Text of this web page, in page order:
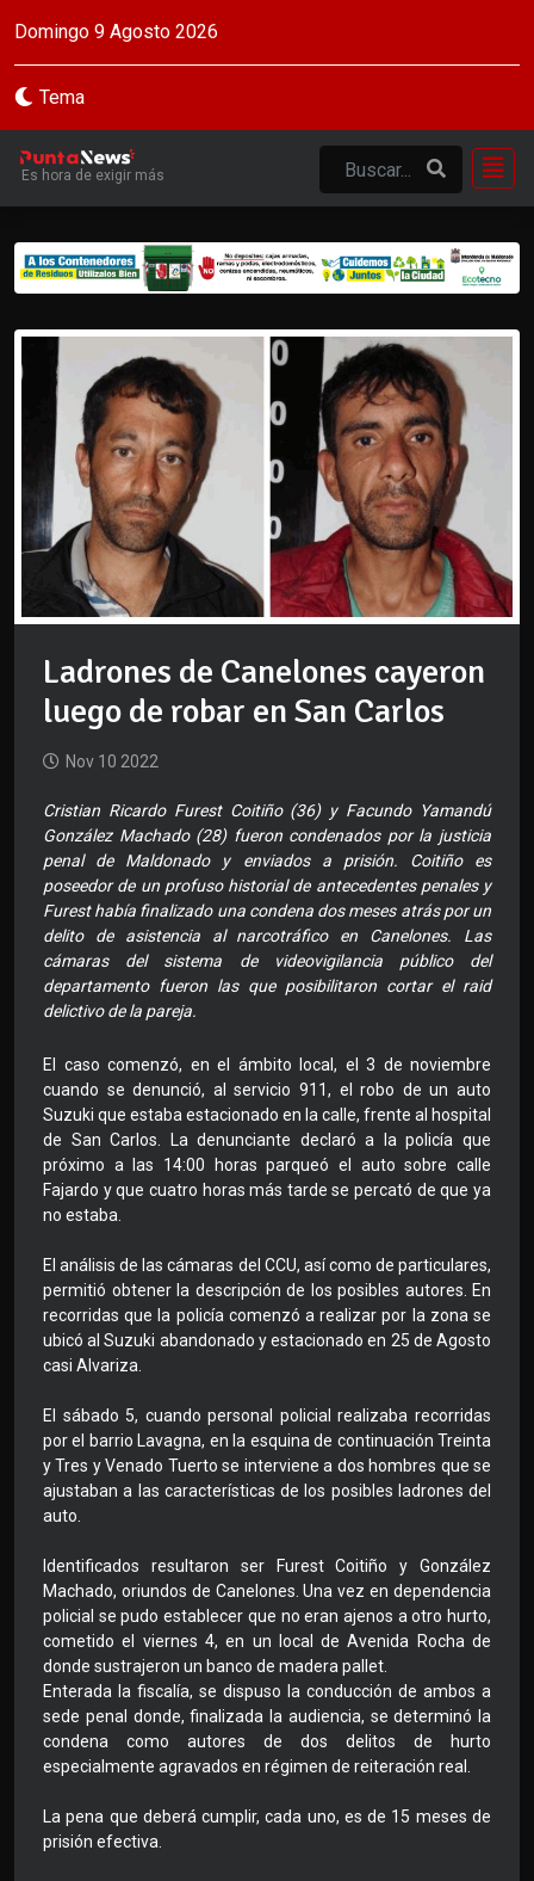
Domingo 9 Agosto 2026
Tema
Es hora de exigir más
Ladrones de Canelones cayeron
luego de robar en San Carlos
Nov 10 2022
Cristian Ricardo Furest Coitiño (36) y Facundo Yamandú
González Machado (28) fueron condenados por la justicia
penal de Maldonado y enviados a prisión. Coitiño es
poseedor de un profuso historial de antecedentes penales y
Furest había finalizado una condena dos meses atrás por un
delito de asistencia al narcotráfico en Canelones. Las
cámaras del sistema de videovigilancia público del
departamento fueron las que posibilitaron cortar el raid
delictivo de la pareja.
El caso comenzó, en el ámbito local, el 3 de noviembre
cuando se denunció, al servicio 911, el robo de un auto
Suzuki que estaba estacionado en la calle, frente al hospital
de San Carlos. La denunciante declaró a la policía que
próximo a las 14:00 horas parqueó el auto sobre calle
Fajardo y que cuatro horas más tarde se percató de que ya
no estaba.
El análisis de las cámaras del CCU, así como de particulares,
permitió obtener la descripción de los posibles autores. En
recorridas que la policía comenzó a realizar por la zona se
ubicó al Suzuki abandonado y estacionado en 25 de Agosto
casi Alvariza.
El sábado 5, cuando personal policial realizaba recorridas
por el barrio Lavagna, en la esquina de continuación Treinta
y Tres y Venado Tuerto se interviene a dos hombres que se
ajustaban a las características de los posibles ladrones del
auto.
Identificados resultaron ser Furest Coitiño y González
Machado, oriundos de Canelones. Una vez en dependencia
policial se pudo establecer que no eran ajenos a otro hurto,
cometido el viernes 4, en un local de Avenida Rocha de
donde sustrajeron un banco de madera pallet.
Enterada la fiscalía, se dispuso la conducción de ambos a
sede penal donde, finalizada la audiencia, se determinó la
condena como autores de dos delitos de hurto
especialmente agravados en régimen de reiteración real.
La pena que deberá cumplir, cada uno, es de 15 meses de
prisión efectiva.